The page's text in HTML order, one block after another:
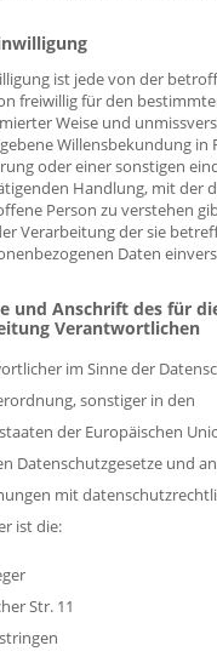
ist jede von der
freiwillig für den
Weise und
Willensbekundung in
oder einer sonstigen
Handlung, mit der
Person zu verstehen
Verarbeitung der sie
Daten
und Anschrift des für
Verantwortlichen
im Sinne der
sonstiger in den
der Europäischen
Datenschutzgesetze und
mit
ist die:
Str. 11